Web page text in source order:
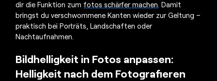
dir die Funktion zum fotos schärfer machen. Damit
bringst du verschwommene Kanten wieder zur Geltung –
praktisch bei Porträts, Landschaften oder
Nachtaufnahmen.
Bildhelligkeit in Fotos anpassen:
Helligkeit nach dem Fotografieren